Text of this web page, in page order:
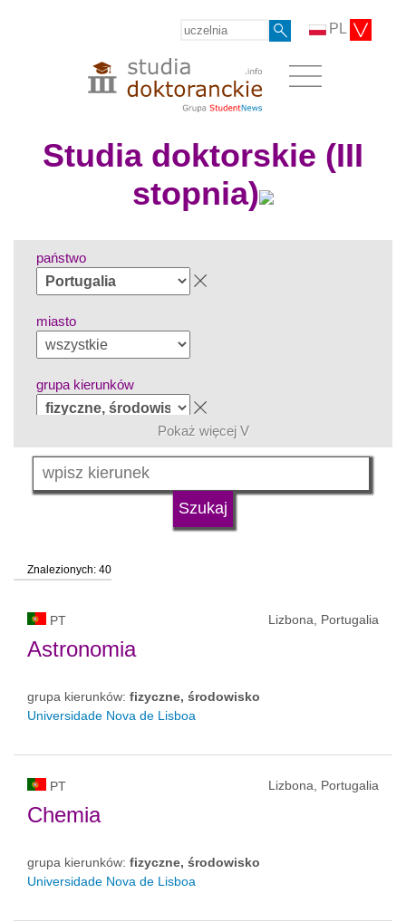
PL
Studia doktorskie (III
stopnia)
państwo
miasto
grupa kierunków
język
status uczelni
Pokaż więcej V
Znalezionych: 40
PT Lizbona, Portugalia
Astronomia
grupa kierunków: fizyczne, środowisko
Universidade Nova de Lisboa
PT Lizbona, Portugalia
Chemia
grupa kierunków: fizyczne, środowisko
Universidade Nova de Lisboa